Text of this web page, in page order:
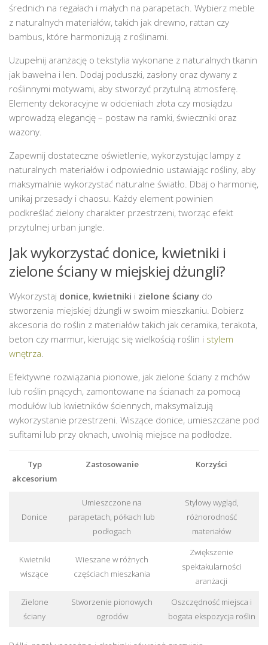
średnich na regałach i małych na parapetach. Wybierz meble
z naturalnych materiałów, takich jak drewno, rattan czy
bambus, które harmonizują z roślinami.
Uzupełnij aranżację o tekstylia wykonane z naturalnych tkanin
jak bawełna i len. Dodaj poduszki, zasłony oraz dywany z
roślinnymi motywami, aby stworzyć przytulną atmosferę.
Elementy dekoracyjne w odcieniach złota czy mosiądzu
wprowadzą elegancję – postaw na ramki, świeczniki oraz
wazony.
Zapewnij dostateczne oświetlenie, wykorzystując lampy z
naturalnych materiałów i odpowiednio ustawiając rośliny, aby
maksymalnie wykorzystać naturalne światło. Dbaj o harmonię,
unikaj przesady i chaosu. Każdy element powinien
podkreślać zielony charakter przestrzeni, tworząc efekt
przytulnej urban jungle.
Jak wykorzystać donice, kwietniki i
zielone ściany w miejskiej dżungli?
Wykorzystaj donice, kwietniki i zielone ściany do
stworzenia miejskiej dżungli w swoim mieszkaniu. Dobierz
akcesoria do roślin z materiałów takich jak ceramika, terakota,
beton czy marmur, kierując się wielkością roślin i stylem
wnętrza
Efektywne rozwiązania pionowe, jak zielone ściany z mchów
lub roślin pnących, zamontowane na ścianach za pomocą
modułów lub kwietników ściennych, maksymalizują
wykorzystanie przestrzeni. Wiszące donice, umieszczane pod
sufitami lub przy oknach, uwolnią miejsce na podłodze.
Typ
akcesorium
Zastosowanie Korzyści
Donice
Umieszczone na
parapetach, półkach lub
podłogach
Stylowy wygląd,
różnorodność
materiałów
Kwietniki
wiszące
Wieszane w różnych
częściach mieszkania
Zwiększenie
spektakularności
aranżacji
Zielone
ściany
Stworzenie pionowych
ogrodów
Oszczędność miejsca i
bogata ekspozycja roślin